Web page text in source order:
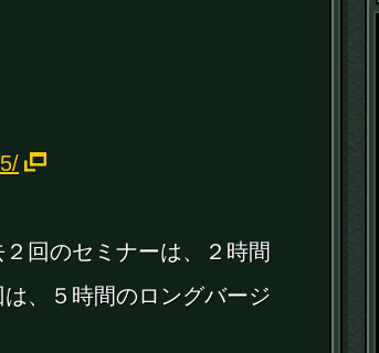
回のセミナーは、２時間
、５時間のロングバージ